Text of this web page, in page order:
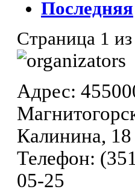
Последняя
Страница 1
Адрес:
Калинина, 18
Телефон:
05-25